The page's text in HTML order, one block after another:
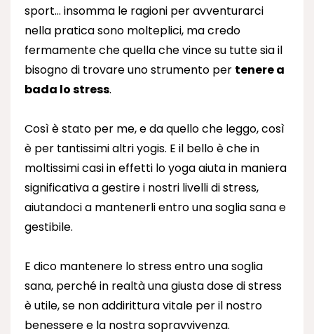
sport… insomma le ragioni per avventurarci
nella pratica sono molteplici, ma credo
fermamente che quella che vince su tutte sia il
bisogno di trovare uno strumento per tenere a
bada lo stress.
Così è stato per me, e da quello che leggo, così
è per tantissimi altri yogis. E il bello è che in
moltissimi casi in effetti lo yoga aiuta in maniera
significativa a gestire i nostri livelli di stress,
aiutandoci a mantenerli entro una soglia sana e
gestibile.
E dico mantenere lo stress entro una soglia
sana, perché in realtà una giusta dose di stress
è utile, se non addirittura vitale per il nostro
benessere e la nostra sopravvivenza.